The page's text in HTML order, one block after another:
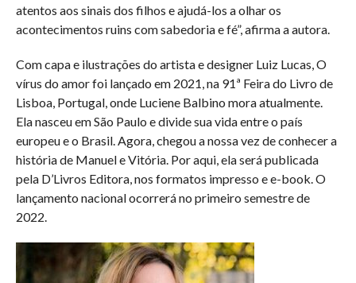
atentos aos sinais dos filhos e ajudá-los a olhar os
acontecimentos ruins com sabedoria e fé”, afirma a autora.
Com capa e ilustrações do artista e designer Luiz Lucas, O
vírus do amor foi lançado em 2021, na 91ª Feira do Livro de
Lisboa, Portugal, onde Luciene Balbino mora atualmente.
Ela nasceu em São Paulo e divide sua vida entre o país
europeu e o Brasil. Agora, chegou a nossa vez de conhecer a
história de Manuel e Vitória. Por aqui, ela será publicada
pela D’Livros Editora, nos formatos impresso e e-book. O
lançamento nacional ocorrerá no primeiro semestre de
2022.